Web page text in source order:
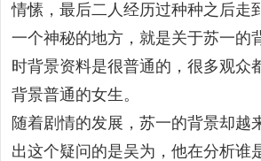
情愫，最后二人经历过种种之后走
一个神秘的地方，就是关于苏一的
时背景资料是很普通的，很多观众
背景普通的女生。
随着剧情的发展，苏一的背景却越
出这个疑问的是吴为，他在分析谁